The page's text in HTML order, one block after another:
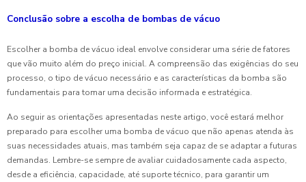
Conclusão sobre a escolha de bombas de vácuo
Escolher a bomba de vácuo ideal envolve considerar uma série de fatores
que vão muito além do preço inicial. A compreensão das exigências do seu
processo, o tipo de vácuo necessário e as características da bomba são
fundamentais para tomar uma decisão informada e estratégica.
Ao seguir as orientações apresentadas neste artigo, você estará melhor
preparado para escolher uma bomba de vácuo que não apenas atenda às
suas necessidades atuais, mas também seja capaz de se adaptar a futuras
demandas. Lembre-se sempre de avaliar cuidadosamente cada aspecto,
desde a eficiência, capacidade, até suporte técnico, para garantir um